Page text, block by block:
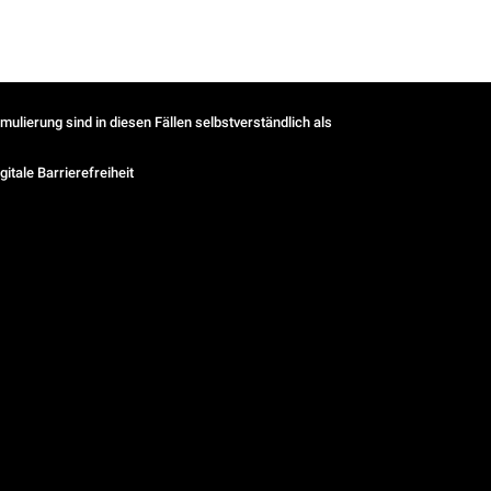
sind in diesen Fällen selbstverständlich als
Barrierefreiheit